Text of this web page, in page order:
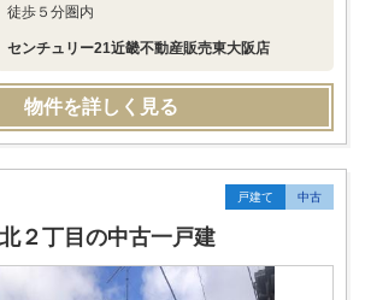
徒歩５分圏内
センチュリー21近畿不動産販売東大阪店
物件を詳しく見る
戸建て 中古
２丁目の中古一戸建